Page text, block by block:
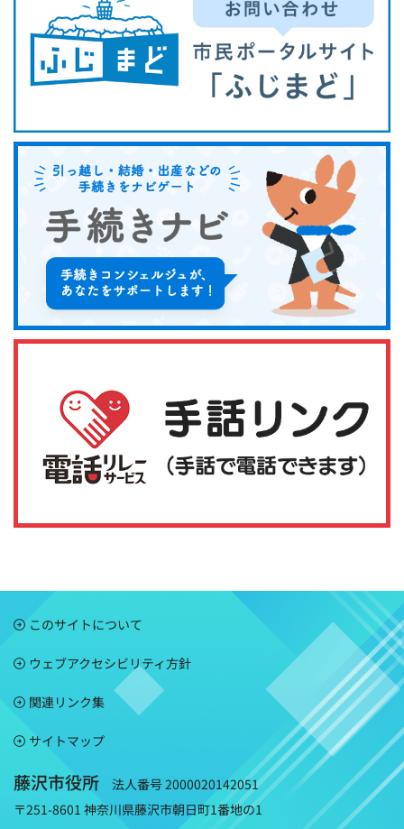
このサイトについて
ウェブアクセシビリティ方針
関連リンク集
サイトマップ
藤沢市役所
法人番号 2000020142051
〒251-8601 神奈川県藤沢市朝日町1番地の1